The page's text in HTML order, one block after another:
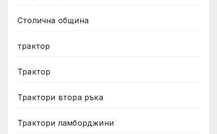
Столична община
трактор
Трактор
Трактори втора ръка
Трактори ламборджини